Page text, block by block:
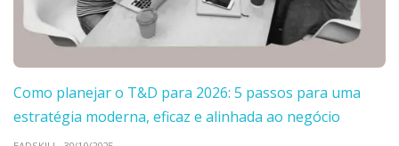
Como planejar o T&D para 2026: 5 passos para uma
estratégia moderna, eficaz e alinhada ao negócio